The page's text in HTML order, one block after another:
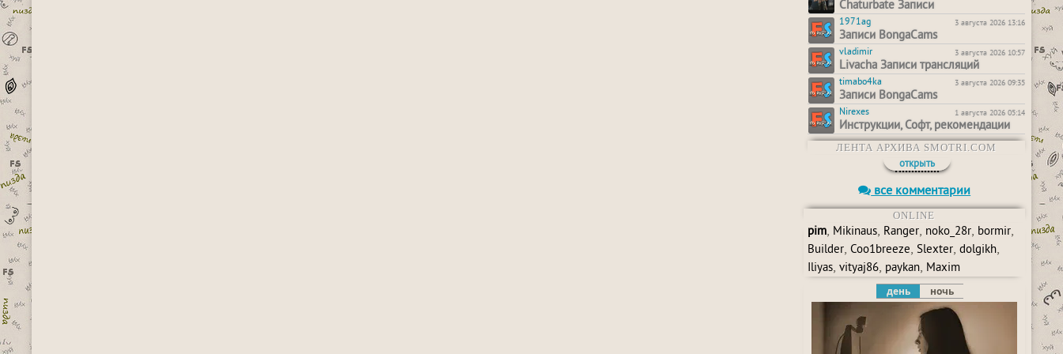
Chaturbate Записи
1971ag 3 августа 2026 13:16
Записи BongaCams
vladimir 3 августа 2026 10:57
Livacha Записи трансляций
timabo4ka 3 августа 2026 09:35
Записи BongaCams
Nirexes 1 августа 2026 05:14
Инструкции, Софт, рекомендации
ЛЕНТА АРХИВА SMOTRI.COM
открыть
все комментарии
ONLINE
pim, Mikinaus, Ranger, noko_28r, bormir,
Builder, Coo1breeze, Slexter, dolgikh,
Iliyas, vityaj86, paykan, Maxim
день ночь